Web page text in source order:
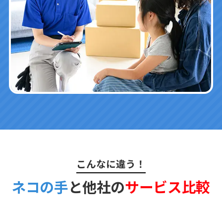
こんなに違う！
ネコの手と他社のサービス比較